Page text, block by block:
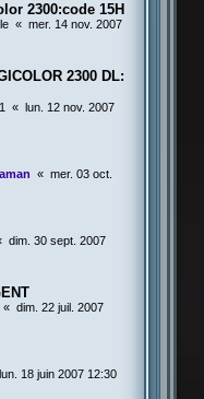
2300:code 15H
« mer. 14 nov. 2007
2300 DL:
«
lun. 12 nov. 2007
« mer. 03 oct.
dim. 30 sept. 2007
« dim. 22 juil. 2007
lun. 18 juin 2007 12:30